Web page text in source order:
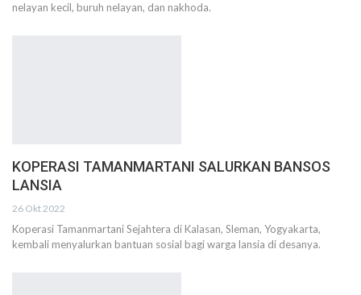
nelayan kecil, buruh nelayan, dan nakhoda.
KOPERASI TAMANMARTANI SALURKAN BANSOS
LANSIA
26 Okt 2022
Koperasi Tamanmartani Sejahtera di Kalasan, Sleman, Yogyakarta,
kembali menyalurkan bantuan sosial bagi warga lansia di desanya.